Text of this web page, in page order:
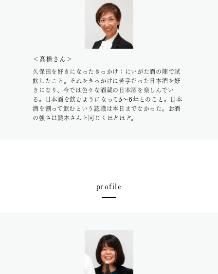
＜髙橋さん＞
久保田を好きになったきっかけ：にいがた酒の陣で試
飲したこと。それをきっかけに苦手だった日本酒を好
きになり、今では色々な酒蔵の日本酒を楽しんでい
る。日本酒を飲むようになって5～6年とのこと。日本
酒を割って飲むという認識は本日までなかった。お酒
の強さは熊木さんと同じくほどほど。
profile